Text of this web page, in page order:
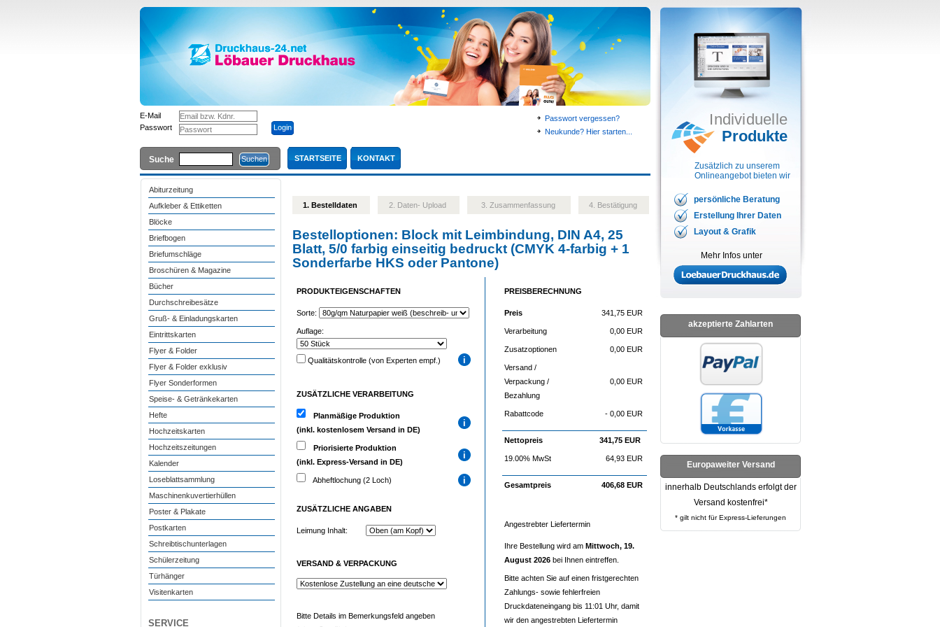
E-Mail
Passwort
Passwort vergessen?
Neukunde? Hier starten...
Suche
Individuelle
Produkte
Zusätzlich zu unserem
Onlineangebot bieten wir
persönliche Beratung
Erstellung Ihrer Daten
Layout & Grafik
Mehr Infos unter
akzeptierte Zahlarten
Europaweiter Versand
innerhalb Deutschlands erfolgt der
Versand kostenfrei*
* gilt nicht für Express-Lieferungen
STARTSEITE KONTAKT
Abiturzeitung
Aufkleber & Ettiketten
Blöcke
Briefbogen
Briefumschläge
Broschüren & Magazine
Bücher
Durchschreibesätze
Gruß- & Einladungskarten
Eintrittskarten
Flyer & Folder
Flyer & Folder exklusiv
Flyer Sonderformen
Speise- & Getränkekarten
Hefte
Hochzeitskarten
Hochzeitszeitungen
Kalender
Loseblattsammlung
Maschinenkuvertierhüllen
Poster & Plakate
Postkarten
Schreibtischunterlagen
Schülerzeitung
Türhänger
Visitenkarten
SERVICE
1. Bestelldaten 2. Daten- Upload 3. Zusammenfassung 4. Bestätigung
Bestelloptionen: Block mit Leimbindung, DIN A4, 25
Blatt, 5/0 farbig einseitig bedruckt (CMYK 4-farbig + 1
Sonderfarbe HKS oder Pantone)
PRODUKTEIGENSCHAFTEN
Sorte:
Auflage:
Qualitätskontrolle (von Experten empf.)
ZUSÄTZLICHE VERARBEITUNG
Planmäßige Produktion
(inkl. kostenlosem Versand in DE)
Priorisierte Produktion
(inkl. Express-Versand in DE)
Abheftlochung (2 Loch)
ZUSÄTZLICHE ANGABEN
Leimung Inhalt:
VERSAND & VERPACKUNG
Bitte Details im Bemerkungsfeld angeben
PREISBERECHNUNG
Preis 341,75 EUR
Verarbeitung 0,00 EUR
Zusatzoptionen 0,00 EUR
Versand /
Verpackung /
Bezahlung
0,00 EUR
Rabattcode - 0,00 EUR
Nettopreis 341,75 EUR
19.00% MwSt 64,93 EUR
Gesamtpreis 406,68 EUR
Angestrebter Liefertermin
Ihre Bestellung wird am Mittwoch, 19.
August 2026 bei Ihnen eintreffen.
Bitte achten Sie auf einen fristgerechten
Zahlungs- sowie fehlerfreien
Druckdateneingang bis 11:01 Uhr, damit
wir den angestrebten Liefertermin